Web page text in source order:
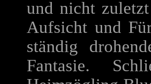
und nicht
Aufsicht und
ständig
Fantasie.